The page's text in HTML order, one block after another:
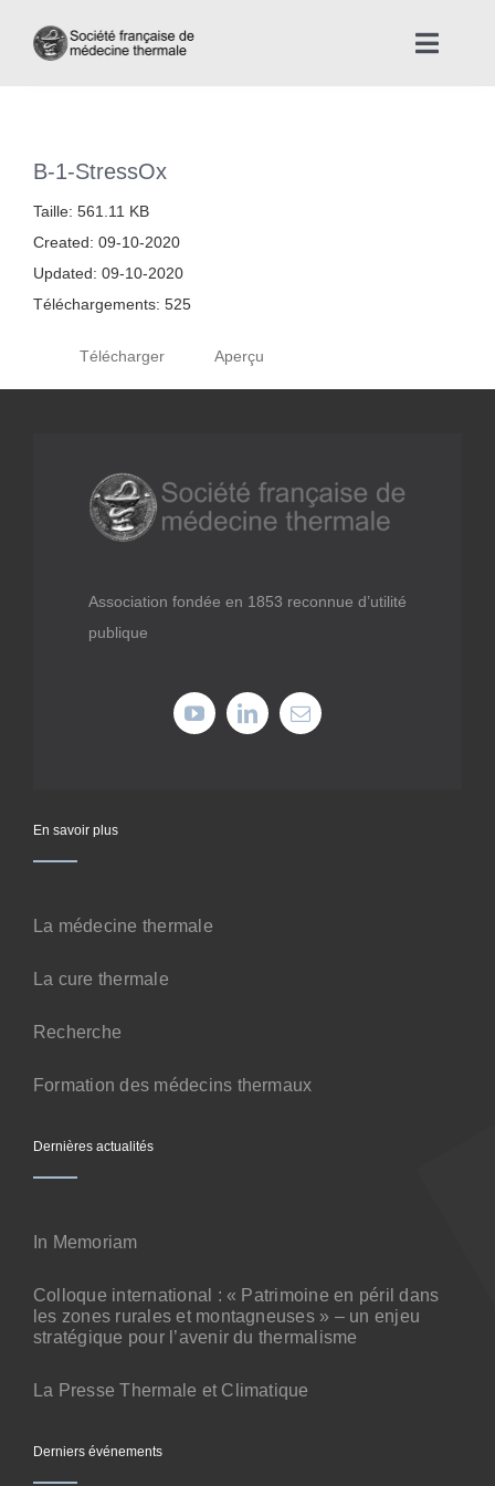
Toggle
Actualités
Médiathèque
Recherche
Offres professionnelles
Cotiser
Faire un don
B-1-StressOx
Taille: 561.11 KB
Created: 09-10-2020
Updated: 09-10-2020
Téléchargements: 525
Télécharger Aperçu
Association fondée en 1853 reconnue d’utilité
publique
En savoir plus
La médecine thermale
La cure thermale
Recherche
Formation des médecins thermaux
Dernières actualités
In Memoriam
Colloque international : « Patrimoine en péril dans
les zones rurales et montagneuses » – un enjeu
stratégique pour l’avenir du thermalisme
La Presse Thermale et Climatique
Derniers événements